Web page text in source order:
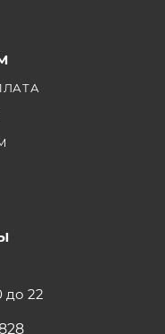
до 22